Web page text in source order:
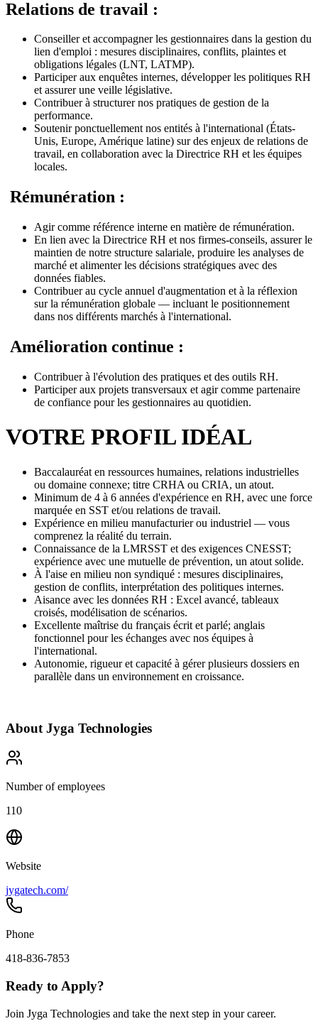
Relations de travail :
Conseiller et accompagner les gestionnaires dans la gestion du
lien d'emploi : mesures disciplinaires, conflits, plaintes et
obligations légales (LNT, LATMP).
Participer aux enquêtes internes, développer les politiques RH
et assurer une veille législative.
Contribuer à structurer nos pratiques de gestion de la
performance.
Soutenir ponctuellement nos entités à l'international (États-
Unis, Europe, Amérique latine) sur des enjeux de relations de
travail, en collaboration avec la Directrice RH et les équipes
locales.
Rémunération :
Agir comme référence interne en matière de rémunération.
En lien avec la Directrice RH et nos firmes-conseils, assurer le
maintien de notre structure salariale, produire les analyses de
marché et alimenter les décisions stratégiques avec des
données fiables.
Contribuer au cycle annuel d'augmentation et à la réflexion
sur la rémunération globale — incluant le positionnement
dans nos différents marchés à l'international.
Amélioration continue :
Contribuer à l'évolution des pratiques et des outils RH.
Participer aux projets transversaux et agir comme partenaire
de confiance pour les gestionnaires au quotidien.
VOTRE PROFIL IDÉAL
Baccalauréat en ressources humaines, relations industrielles
ou domaine connexe; titre CRHA ou CRIA, un atout.
Minimum de 4 à 6 années d'expérience en RH, avec une force
marquée en SST et/ou relations de travail.
Expérience en milieu manufacturier ou industriel — vous
comprenez la réalité du terrain.
Connaissance de la LMRSST et des exigences CNESST;
expérience avec une mutuelle de prévention, un atout solide.
À l'aise en milieu non syndiqué : mesures disciplinaires,
gestion de conflits, interprétation des politiques internes.
Aisance avec les données RH : Excel avancé, tableaux
croisés, modélisation de scénarios.
Excellente maîtrise du français écrit et parlé; anglais
fonctionnel pour les échanges avec nos équipes à
l'international.
Autonomie, rigueur et capacité à gérer plusieurs dossiers en
parallèle dans un environnement en croissance.
About Jyga Technologies
Number of employees
110
Website
jygatech.com/
Phone
418-836-7853
Ready to Apply?
Join Jyga Technologies and take the next step in your career.